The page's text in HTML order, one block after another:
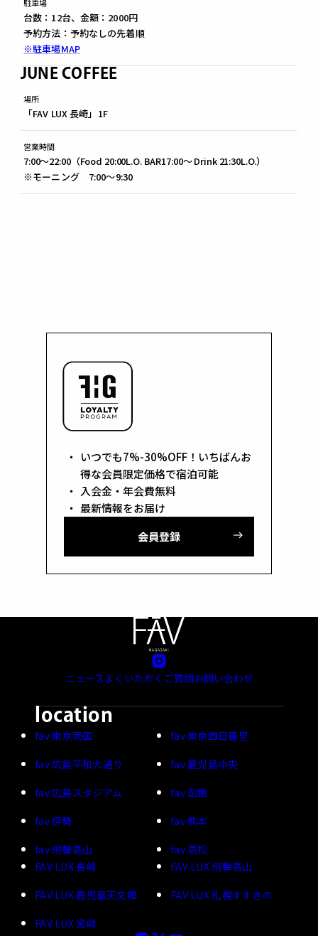
駐車場
台数：12台、金額：2000円
予約方法：予約なしの先着順
※駐車場MAP
JUNE COFFEE
場所
「FAV LUX 長崎」1F
営業時間
7:00～22:00（Food 20:00L.O. BAR17:00～ Drink 21:30L.O.）
※モーニング 7:00～9:30
いつでも7%-30%OFF！いちばんお
得な会員限定価格で宿泊可能
入会金・年会費無料
最新情報をお届け
会員登録
ニュースよくいただくご質問お問い合わせ
location
fav 東京両国
fav 東京西日暮里
fav 広島平和大通り
fav 鹿児島中央
fav 広島スタジアム
fav 函館
fav 伊勢
fav 熊本
fav 飛騨高山
fav 高松
FAV LUX 長崎
FAV LUX 飛騨高山
FAV LUX 鹿児島天文館
FAV LUX 札幌すすきの
FAV LUX 宮崎